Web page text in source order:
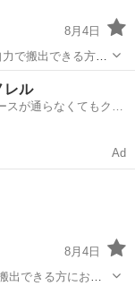
8月4日
で搬出できる方に
し可能です
レル
が通らなくてもクル
Ad
8月4日
できる方にお譲